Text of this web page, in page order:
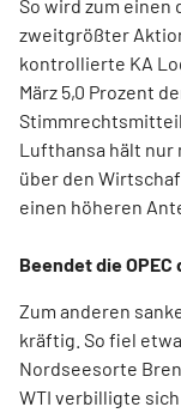
So wird zum einen
zweitgrößter
kontrollierte KA
März 5,0 Prozent
Lufthansa hält nur
über den
einen höheren
Beendet die
Zum anderen
kräftig. So fiel
Nordseesorte
WTI verbilligte